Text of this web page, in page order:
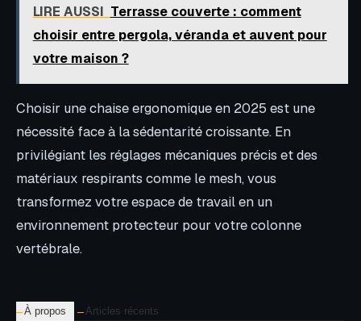
LIRE AUSSI Terrasse couverte : comment
choisir entre pergola, véranda et auvent pour
votre maison ?
Choisir une chaise ergonomique en 2025 est une
nécessité face à la sédentarité croissante. En
privilégiant les réglages mécaniques précis et des
matériaux respirants comme le mesh, vous
transformez votre espace de travail en un
environnement protecteur pour votre colonne
vertébrale.
À propos Articles récents